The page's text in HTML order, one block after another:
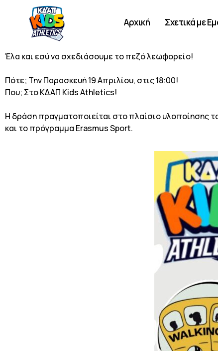
Αρχική Σχετικά με
Έλα και εσύ να σχεδιάσουμε το πεζό λεωφορείο!
Πότε; Την Παρασκευή 19 Απριλίου, στις 18:00!
Που; Στο ΚΔΑΠ Kids Athletics!
Η δράση πραγματοποιείται στο πλαίσιο υλοποίησης
και το πρόγραμμα Erasmus Sport.